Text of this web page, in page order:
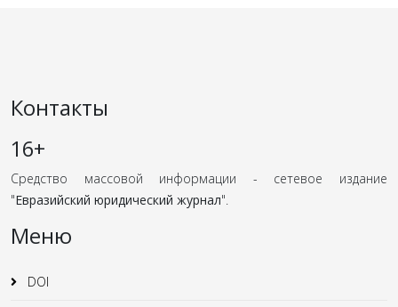
Контакты
16+
Средство массовой информации - сетевое издание
"Евразийский юридический журнал".
Меню
DOI